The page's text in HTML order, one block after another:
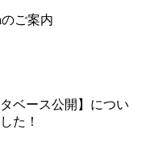
のご案内